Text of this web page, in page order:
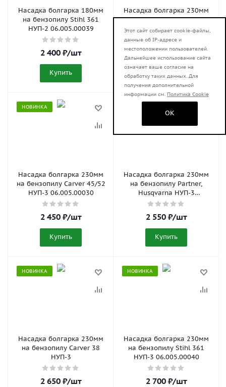
Насадка болгарка 180мм
на бензопилу Stihl 361
НУП-2 06.005.00039
2 400₽/шт
Купить
Насадка болгарка 230мм
на бензопилу Stihl 170-250
НУП-3 06.005.00037
2 450₽/шт
НОВИНКА
Насадка болгарка 230мм
на бензопилу Carver 45/52
НУП-3 06.005.00030
2 450₽/шт
Купить
Насадка болгарка 230мм
на бензопилу Partner,
Husqvarna НУП-3
06.005.00034
2 550₽/шт
Купить
НОВИНКА
Насадка болгарка 230мм
на бензопилу Carver 38
НУП-3
2 650₽/шт
НОВИНКА
Насадка болгарка 230мм
на бензопилу Stihl 361
НУП-3 06.005.00040
2 700₽/шт
Этот сайт собирает cookie-файлы,
данные об IP-адресе и
местоположении пользователей.
Дальнейшее использование сайта
означает ваше согласие на
обработку таких данных. Для
получения дополнительной
информации см. Политика Cookie
OK